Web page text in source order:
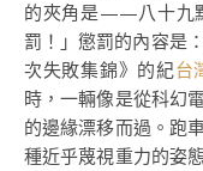
的夾角是——八十九
罰！」懲罰的內容是
次失敗集錦》的紀台
時，一輛像是從科幻
的邊緣漂移而過。跑
種近乎蔑視重力的姿